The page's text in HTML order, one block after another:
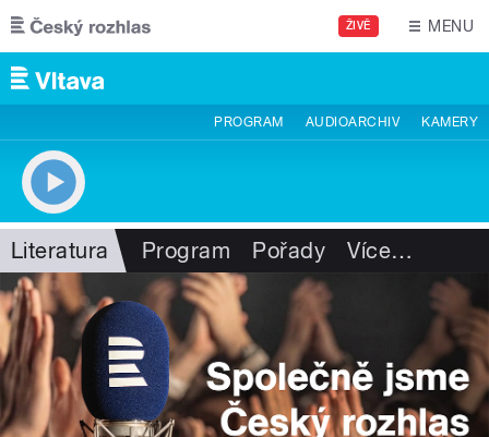
Přejít k hlavnímu obsahu
ŽIVĚ MENU
PROGRAM AUDIOARCHIV KAMERY
Literatura Program Pořady Více…